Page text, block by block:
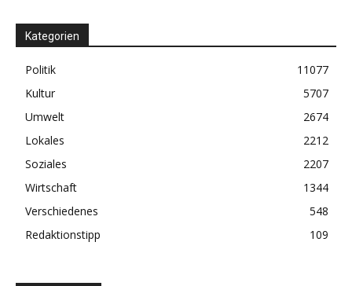
Kategorien
Politik
11077
Kultur
5707
Umwelt
2674
Lokales
2212
Soziales
2207
Wirtschaft
1344
Verschiedenes
548
Redaktionstipp
109